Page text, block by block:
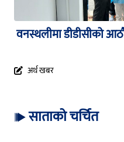
वनस्थलीमा डीडीसीको
अर्थ खबर
साताको चर्चित